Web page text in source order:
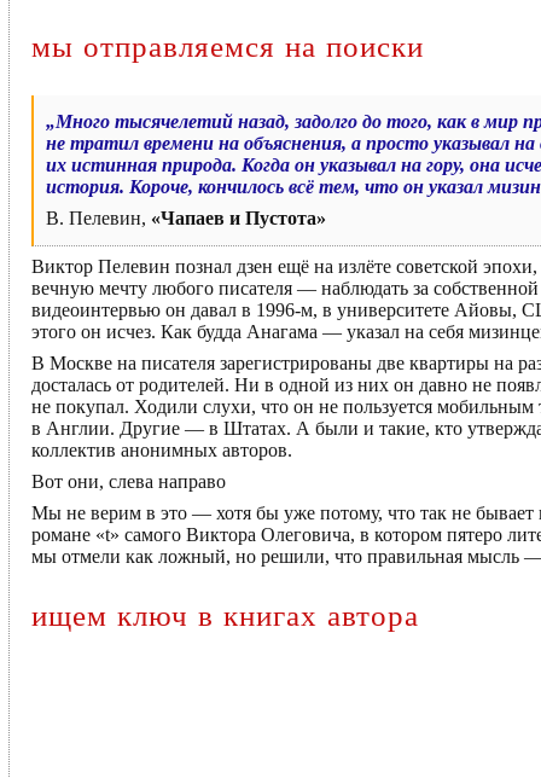
мы отправляемся на поиски
„Много тысячелетий назад, задолго до того, как в
не тратил времени на объяснения, а просто указывал
их истинная природа. Когда он указывал на гору, она
история. Короче, кончилось всё тем, что он указал
В. Пелевин, «Чапаев и Пустота»
Виктор Пелевин познал дзен ещё на излёте советской
вечную мечту любого писателя — наблюдать за
видеоинтервью он давал в 1996-м, в университете Айовы,
этого он исчез. Как будда Анагама — указал на себя
В Москве на писателя зарегистрированы две квартиры на
досталась от родителей. Ни в одной из них он давно не
не покупал. Ходили слухи, что он не пользуется
в Англии. Другие — в Штатах. А были и такие, кто
коллектив анонимных авторов.
Вот они, слева направо
Мы не верим в это — хотя бы уже потому, что так не
романе «t» самого Виктора Олеговича, в котором пятеро
мы отмели как ложный, но решили, что правильная мысль —
ищем ключ в книгах автора